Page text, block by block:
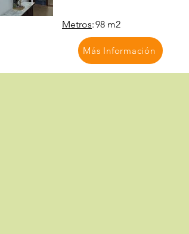
Metros:98 m2
Más Información